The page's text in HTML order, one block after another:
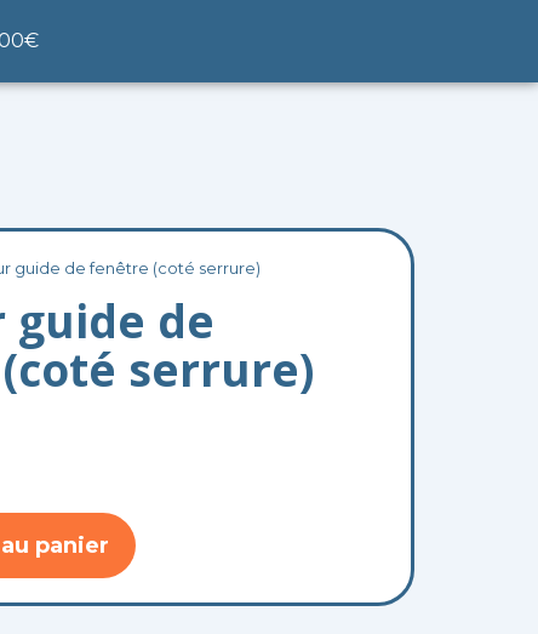
€
guide de fenêtre (coté serrure)
guide de
serrure)
panier